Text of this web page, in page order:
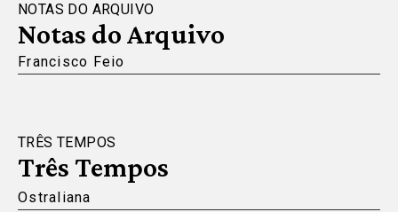
NOTAS DO ARQUIVO
Notas do Arquivo
Francisco Feio
TRÊS TEMPOS
Três Tempos
Ostraliana